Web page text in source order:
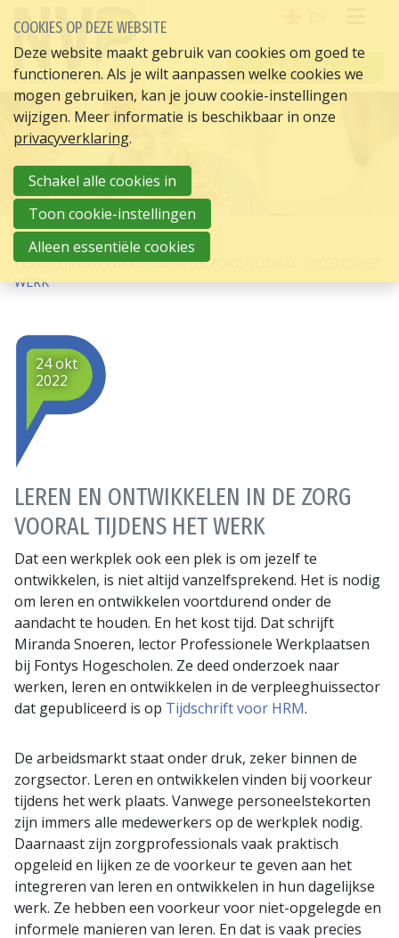
INLOGGEN
HOME
HR ACTUEEL
LEREN EN ONTWIKKELEN IN DE ZORG VOORAL TIJDENS HET
WERK
LEREN EN ONTWIKKELEN IN DE ZORG
VOORAL TIJDENS HET WERK
24 okt
2022
Dat een werkplek ook een plek is om jezelf te
ontwikkelen, is niet altijd vanzelfsprekend. Het is nodig
om leren en ontwikkelen voortdurend onder de
aandacht te houden. En het kost tijd. Dat schrijft
Miranda Snoeren, lector Professionele Werkplaatsen
bij Fontys Hogescholen. Ze deed onderzoek naar
werken, leren en ontwikkelen in de verpleeghuissector
dat gepubliceerd is op Tijdschrift voor HRM.
De arbeidsmarkt staat onder druk, zeker binnen de
zorgsector. Leren en ontwikkelen vinden bij voorkeur
tijdens het werk plaats. Vanwege personeelstekorten
zijn immers alle medewerkers op de werkplek nodig.
Daarnaast zijn zorgprofessionals vaak praktisch
opgeleid en lijken ze de voorkeur te geven aan het
integreren van leren en ontwikkelen in hun dagelijkse
werk. Ze hebben een voorkeur voor niet-opgelegde en
informele manieren van leren. En dat is vaak precies
COOKIES OP DEZE WEBSITE
Deze website maakt gebruik van cookies om goed te
functioneren. Als je wilt aanpassen welke cookies we
mogen gebruiken, kan je jouw cookie-instellingen
wijzigen. Meer informatie is beschikbaar in onze
privacyverklaring.
Schakel alle cookies in
Toon cookie-instellingen
Alleen essentiële cookies